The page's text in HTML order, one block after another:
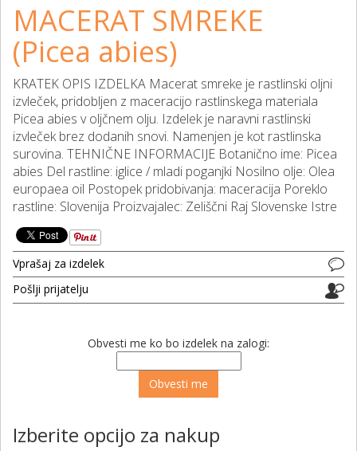
MACERAT SMREKE
(Picea abies)
KRATEK OPIS IZDELKA Macerat smreke je rastlinski oljni
izvleček, pridobljen z maceracijo rastlinskega materiala
Picea abies v oljčnem olju. Izdelek je naravni rastlinski
izvleček brez dodanih snovi. Namenjen je kot rastlinska
surovina. TEHNIČNE INFORMACIJE Botanično ime: Picea
abies Del rastline: iglice / mladi poganjki Nosilno olje: Olea
europaea oil Postopek pridobivanja: maceracija Poreklo
rastline: Slovenija Proizvajalec: Zeliščni Raj Slovenske Istre
Vprašaj za izdelek
Pošlji prijatelju
Obvesti me ko bo izdelek na zalogi:
Izberite opcijo za nakup